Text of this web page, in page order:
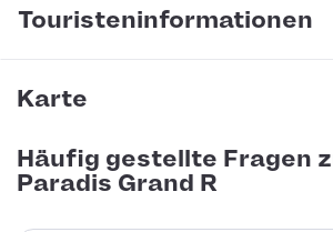
Touristeninformationen
Karte
Häufig gestellte Fragen
Paradis Grand R